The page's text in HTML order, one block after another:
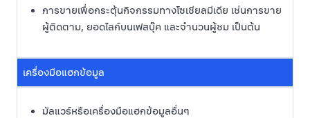
การขายเพื่อกระตุ้นกิจกรรมทางโซเชียลมีเดีย เช่นการขาย
ผู้ติดตาม, ยอดไลก์บนเฟสบุ๊ค และจำนวนผู้ชม เป็นต้น
เครื่องมือแฮกข้อมูล
มัลแวร์หรือเครื่องมือแฮกข้อมูลอื่นๆ